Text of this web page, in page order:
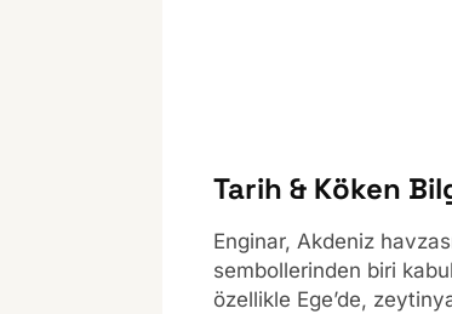
Tarih & Köken
Enginar, Akdeniz
sembollerinden biri
özellikle Ege’de,